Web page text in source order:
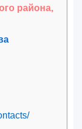
района,